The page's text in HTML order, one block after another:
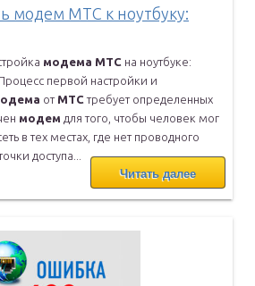
модем МТС к ноутбуку:
модема МТС на ноутбуке:
первой настройки и
от МТС требует определенных
модем для того, чтобы человек мог
в тех местах, где нет проводного
доступа...
Читать далее